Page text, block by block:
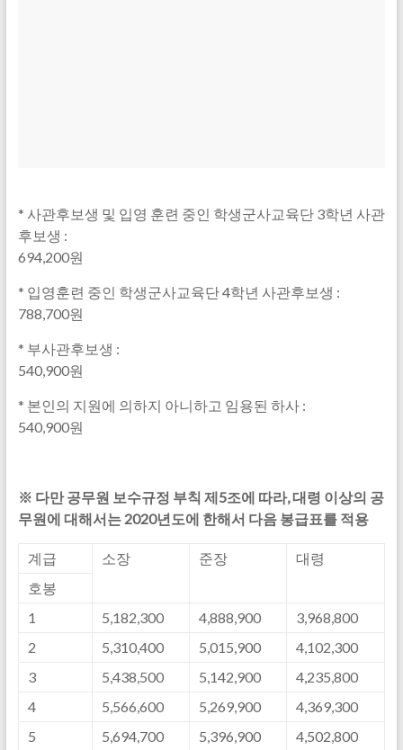
* 사관후보생 및 입영 훈련 중인 학생군사교육단 3학년 사관
후보생 :
694,200원
* 입영훈련 중인 학생군사교육단 4학년 사관후보생 :
788,700원
* 부사관후보생 :
540,900원
* 본인의 지원에 의하지 아니하고 임용된 하사 :
540,900원
※ 다만 공무원 보수규정 부칙 제5조에 따라, 대령 이상의 공
무원에 대해서는 2020년도에 한해서 다음 봉급표를 적용
계급 소장 준장
대령
호봉
1
5,182,300 4,888,900
3,968,800
2
5,310,400 5,015,900
4,102,300
3
5,438,500 5,142,900
4,235,800
4
5,566,600 5,269,900
4,369,300
5
5,694,700 5,396,900
4,502,800